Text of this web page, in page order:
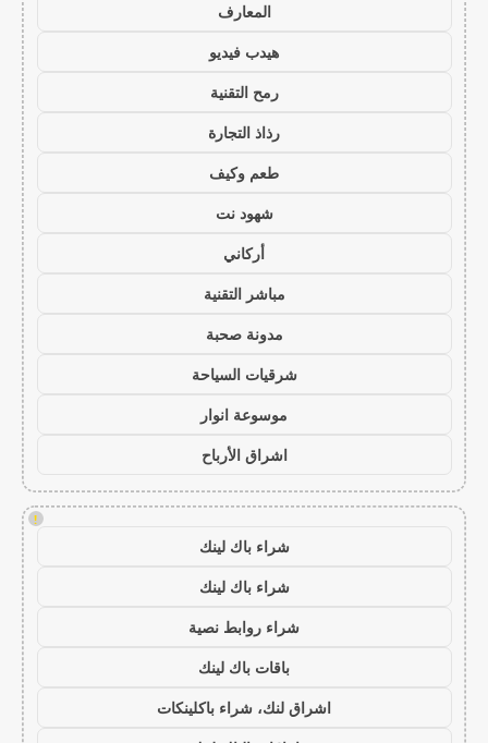
المعارف
هيدب فيديو
رمح التقنية
رذاذ التجارة
طعم وكيف
شهود نت
أركاني
مباشر التقنية
مدونة صحبة
شرقيات السياحة
موسوعة انوار
اشراق الأرباح
!
شراء باك لينك
شراء باك لينك
شراء روابط نصية
باقات باك لينك
اشراق لنك، شراء باكلينكات